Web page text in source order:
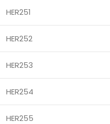
HER251
HER252
HER253
HER254
HER255